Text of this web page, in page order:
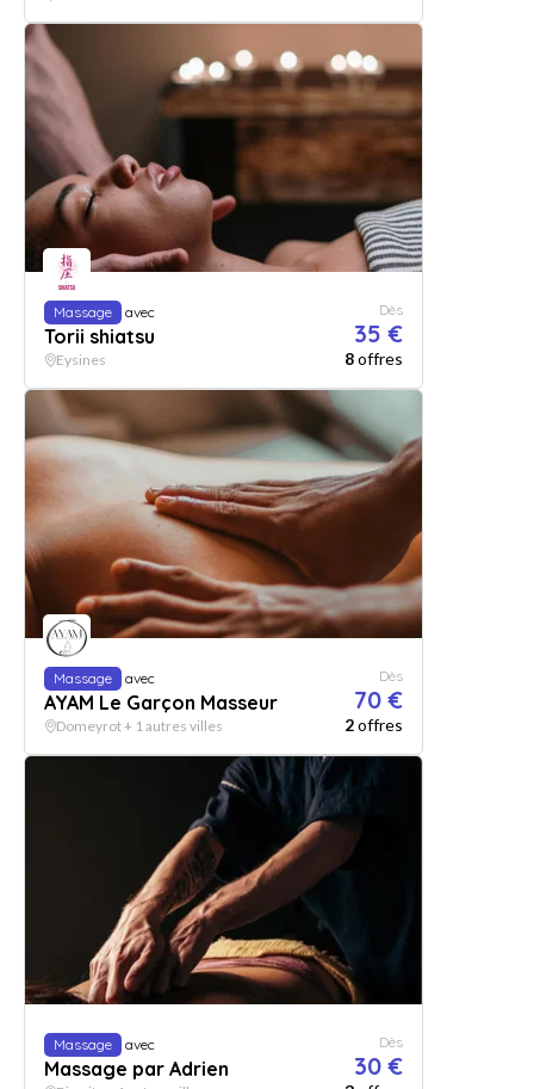
Massage avec
Torii shiatsu
Dès
35 €
Eysines 8offres
Massage avec
AYAM Le Garçon Masseur
Dès
70 €
Domeyrot + 1 autres villes 2offres
Massage avec
Massage par Adrien
Dès
30 €